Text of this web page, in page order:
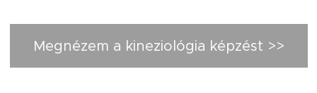
Megnézem a kineziológia képzést >>